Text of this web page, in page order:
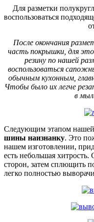
Для разметки
воспользоваться
После окончания
часть покрышки, для
резину по нашей
воспользоваться
обычным кухонным,
Чтобы было их легче
в
Следующим этапом нашей
шины наизнанку. Это
нашем изготовлении,
есть небольшая
сторон, затем сплющить
легко полностью